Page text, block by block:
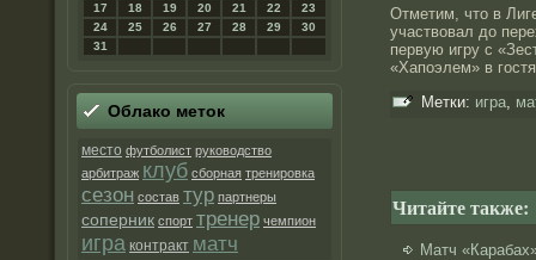
17
18 19 20 21 22
23
24
25 26 27 28 29
30
31
Облако метοк
место футболист руководство
арбитраж клуб сборная тренировка
сезон состав тур партнеры
соперник спорт тренер чемпион
игра контракт матч
Отметим, что в
участвовал до
первую игру с
«Хапоэлем» в
Метки: игра,
Читайте также:
Матч